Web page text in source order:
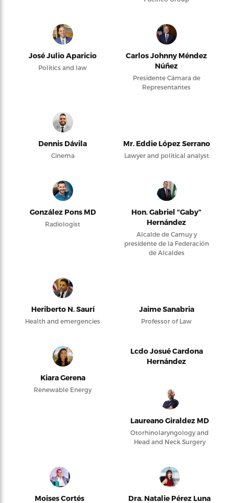
José Julio Aparicio
Politics and law
Carlos Johnny Méndez
Núñez
Presidente Cámara de
Representantes
Dennis Dávila
Cinema
Mr. Eddie López Serrano
Lawyer and political analyst
González Pons MD
Radiologist
Hon. Gabriel “Gaby”
Hernández
Alcalde de Camuy y
presidente de la Federación
de Alcaldes
Heriberto N. Saurí
Health and emergencies
Jaime Sanabria
Professor of Law
Kiara Gerena
Renewable Energy
Lcdo Josué Cardona
Hernández
Laureano Giraldez MD
Otorhinolaryngology and
Head and Neck Surgery
Moises Cortés Dra. Natalie Pérez Luna